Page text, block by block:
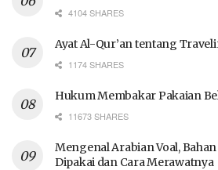
4104 SHARES
Ayat Al-Qur’an tentang
1174 SHARES
Hukum Membakar Pakaian
11673 SHARES
Mengenal Arabian Voal,
Dipakai dan Cara Merawatnya